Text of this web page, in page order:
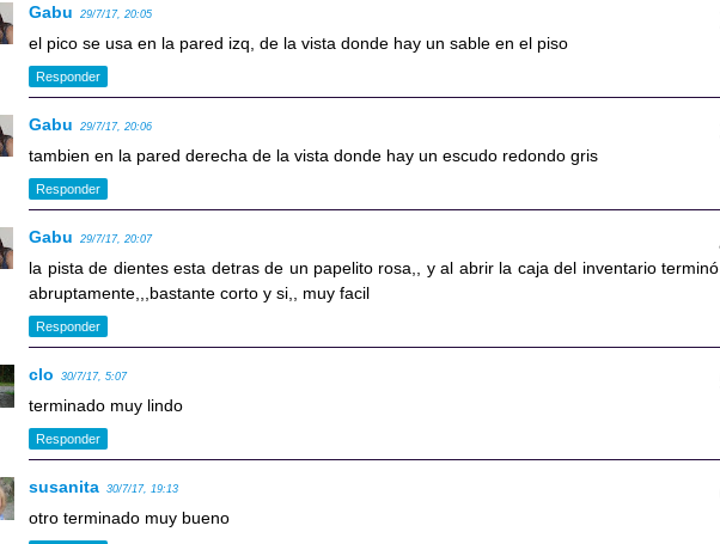
Gabu 29/7/17, 20:05
el pico se usa en la pared izq, de la vista donde hay un sable en el piso
Responder
Gabu 29/7/17, 20:06
tambien en la pared derecha de la vista donde hay un escudo redondo gris
Responder
Gabu 29/7/17, 20:07
la pista de dientes esta detras de un papelito rosa,, y al abrir la caja del inventario terminó
abruptamente,,,bastante corto y si,, muy facil
Responder
clo 30/7/17, 5:07
terminado muy lindo
Responder
susanita 30/7/17, 19:13
otro terminado muy bueno